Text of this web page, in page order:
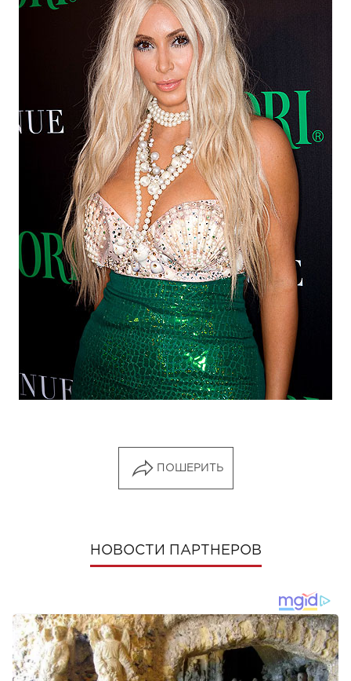
ПОШЕРИТЬ
НОВОСТИ ПАРТНЕРОВ